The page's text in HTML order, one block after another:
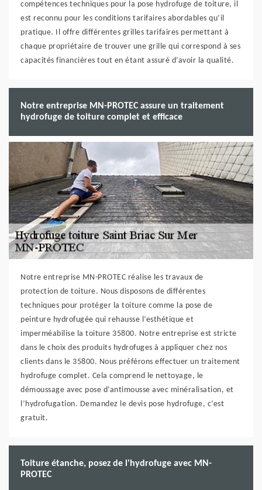
compétences techniques pour la pose hydrofuge de toiture, il
est reconnu pour les conditions tarifaires abordables qu’il
pratique. Il offre différentes grilles tarifaires permettant à
chaque propriétaire de trouver une grille qui correspond à ses
capacités financières tout en étant assuré d’avoir la qualité.
Notre entreprise MN-PROTEC assure un traitement
hydrofuge de toiture complet et efficace
Notre entreprise MN-PROTEC réalise les travaux de
protection de toiture. Nous disposons de différentes
techniques pour protéger la toiture comme la pose de
peinture hydrofugée qui rehausse l’esthétique et
imperméabilise la toiture 35800. Notre entreprise est stricte
dans le choix des produits hydrofuges à appliquer chez nos
clients dans le 35800. Nous préférons effectuer un traitement
hydrofuge complet. Cela comprend le nettoyage, le
démoussage avec pose d’antimousse avec minéralisation, et
l’hydrofugation. Demandez le devis pose hydrofuge, c’est
gratuit.
Toiture étanche, posez de l'hydrofuge avec MN-
PROTEC